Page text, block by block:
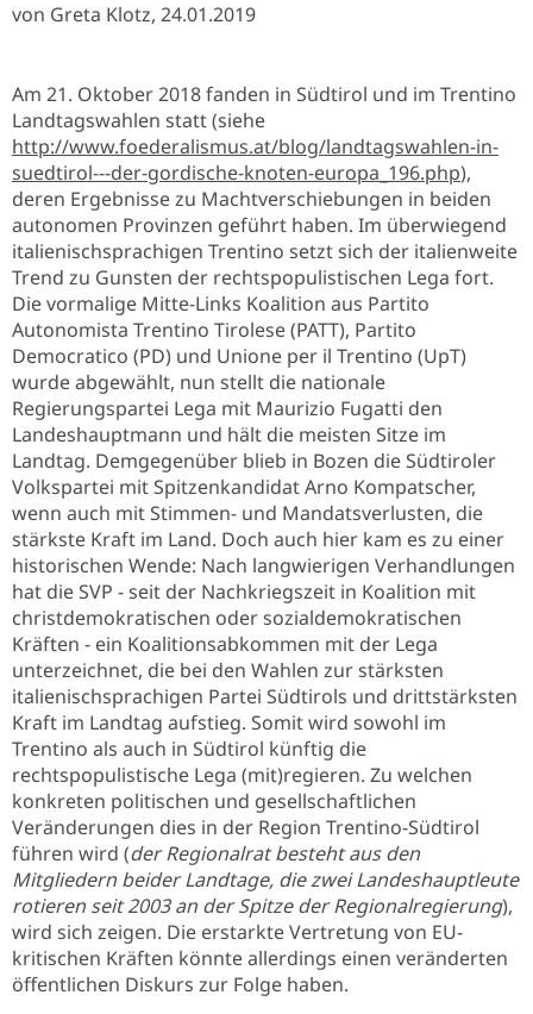
von Greta Klotz, 24.01.2019
Am 21. Oktober 2018 fanden in Südtirol und im Trentino
Landtagswahlen statt (siehe
http://www.foederalismus.at/blog/landtagswahlen-in-
suedtirol---der-gordische-knoten-europa_196.php),
deren Ergebnisse zu Machtverschiebungen in beiden
autonomen Provinzen geführt haben. Im überwiegend
italienischsprachigen Trentino setzt sich der italienweite
Trend zu Gunsten der rechtspopulistischen Lega fort.
Die vormalige Mitte-Links Koalition aus Partito
Autonomista Trentino Tirolese (PATT), Partito
Democratico (PD) und Unione per il Trentino (UpT)
wurde abgewählt, nun stellt die nationale
Regierungspartei Lega mit Maurizio Fugatti den
Landeshauptmann und hält die meisten Sitze im
Landtag. Demgegenüber blieb in Bozen die Südtiroler
Volkspartei mit Spitzenkandidat Arno Kompatscher,
wenn auch mit Stimmen- und Mandatsverlusten, die
stärkste Kraft im Land. Doch auch hier kam es zu einer
historischen Wende: Nach langwierigen Verhandlungen
hat die SVP - seit der Nachkriegszeit in Koalition mit
christdemokratischen oder sozialdemokratischen
Kräften - ein Koalitionsabkommen mit der Lega
unterzeichnet, die bei den Wahlen zur stärksten
italienischsprachigen Partei Südtirols und drittstärksten
Kraft im Landtag aufstieg. Somit wird sowohl im
Trentino als auch in Südtirol künftig die
rechtspopulistische Lega (mit)regieren. Zu welchen
konkreten politischen und gesellschaftlichen
Veränderungen dies in der Region Trentino-Südtirol
führen wird (der Regionalrat besteht aus den
Mitgliedern beider Landtage, die zwei Landeshauptleute
rotieren seit 2003 an der Spitze der Regionalregierung),
wird sich zeigen. Die erstarkte Vertretung von EU-
kritischen Kräften könnte allerdings einen veränderten
öffentlichen Diskurs zur Folge haben.